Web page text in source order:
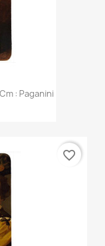
: Paganini
favorite_border